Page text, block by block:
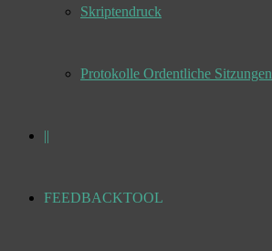
Skriptendruck
Protokolle Ordentliche Sitzungen
||
FEEDBACKTOOL